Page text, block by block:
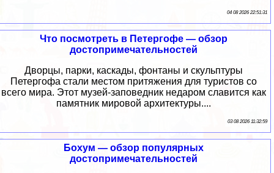
04 08 2026 22:51:31
Что посмотреть в Петергофе — обзор
достопримечательностей
Дворцы, парки, каскады, фонтаны и скульптуры
Петергофа стали местом притяжения для туристов со
всего мира. Этот музей-заповедник недаром славится как
памятник мировой архитектуры....
03 08 2026 11:32:59
Бохум — обзор популярных
достопримечательностей